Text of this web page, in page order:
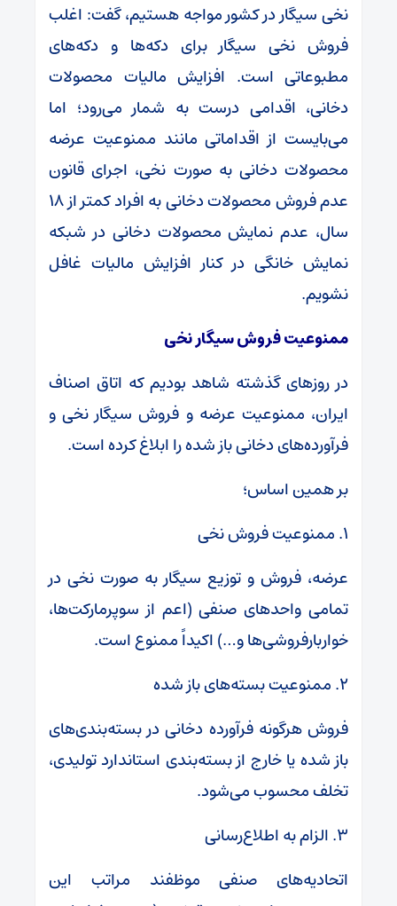
نخی سیگار در کشور مواجه هستیم، گفت: اغلب
فروش نخی سیگار برای دکه‌ها و دکه‌های
مطبوعاتی است. افزایش مالیات محصولات
دخانی، اقدامی درست به شمار می‌رود؛ اما
می‌بایست از اقداماتی مانند ممنوعیت عرضه
محصولات دخانی به صورت نخی، اجرای قانون
عدم فروش محصولات دخانی به افراد کمتر از ۱۸
سال، عدم نمایش محصولات دخانی در شبکه
نمایش خانگی در کنار افزایش مالیات غافل
نشویم.
ممنوعیت فروش سیگار نخی
در روزهای گذشته شاهد بودیم که اتاق اصناف
ایران، ممنوعیت عرضه و فروش سیگار نخی و
فرآورده‌های دخانی باز شده را ابلاغ کرده است.
بر همین اساس؛
۱. ممنوعیت فروش نخی
عرضه، فروش و توزیع سیگار به صورت نخی در
تمامی واحدهای صنفی (اعم از سوپرمارکت‌ها،
خواربارفروشی‌ها و…) اکیداً ممنوع است.
۲. ممنوعیت بسته‌های باز شده
فروش هرگونه فرآورده دخانی در بسته‌بندی‌های
باز شده یا خارج از بسته‌بندی استاندارد تولیدی،
تخلف محسوب می‌شود.
۳. الزام به اطلاع‌رسانی
اتحادیه‌های صنفی موظفند مراتب این